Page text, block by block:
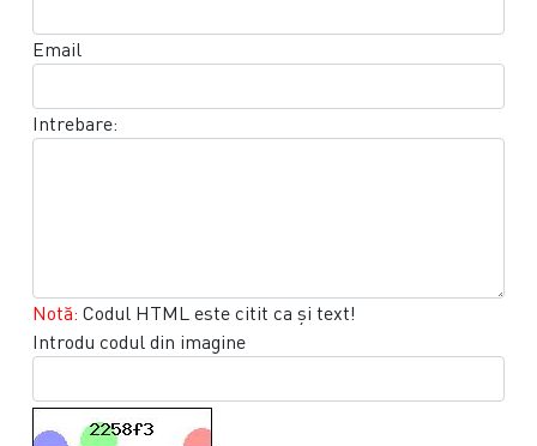
Email
Intrebare:
Notă: Codul HTML este citit ca şi text!
Introdu codul din imagine